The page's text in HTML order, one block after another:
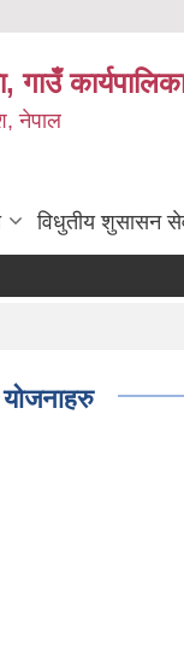
गाउँ
नेपाल
विधुतीय शुसासन